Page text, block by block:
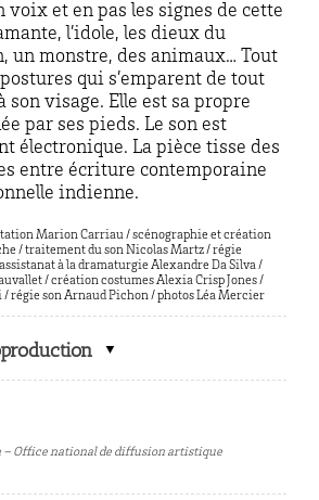
voix et en pas les signes de cette
l’idole, les dieux du
un monstre, des animaux… Tout
qui s’emparent de tout
son visage. Elle est sa propre
par ses pieds. Le son est
électronique. La pièce tisse des
entre écriture contemporaine
indienne.
Marion Carriau / scénographie et création
/ traitement du son Nicolas Martz / régie
à la dramaturgie Alexandre Da Silva /
/ création costumes Alexia Crisp Jones /
régie son Arnaud Pichon / photos Léa Mercier
– Office national de diffusion artistique